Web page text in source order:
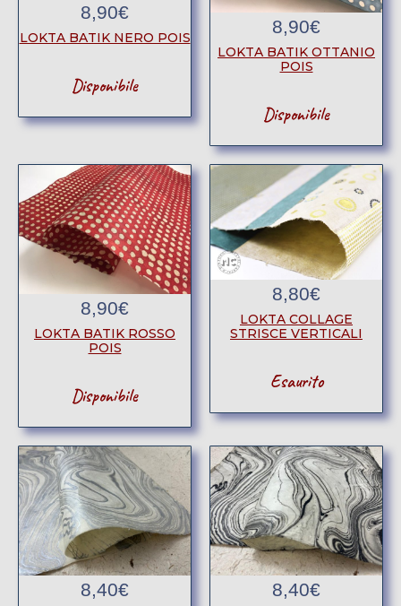
8,90€
LOKTA BATIK NERO POIS
Disponibile
8,90€
LOKTA BATIK OTTANIO
POIS
Disponibile
8,90€
LOKTA BATIK ROSSO
POIS
Disponibile
8,80€
LOKTA COLLAGE
STRISCE VERTICALI
Esaurito
8,40€ 8,40€